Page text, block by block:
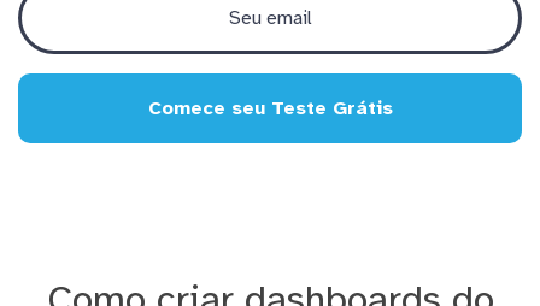
Comece seu Teste Grátis